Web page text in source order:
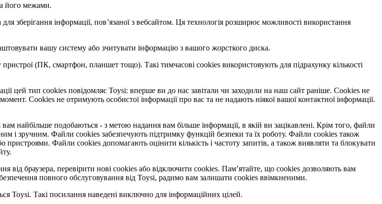
його межами.
зберігання інформації, пов’язаної з вебсайтом. Ця технологія розширює можливості використання
вашу систему або зчитувати інформацію з вашого жорсткого диска.
(ПК, смартфон, планшет тощо). Такі тимчасові cookies використовують для підрахунку кількості
цей тип cookies повідомляє Toysi: вперше ви до нас завітали чи заходили на наш сайт раніше. Cookies не
Сookies не отримують особистої інформації про вас та не надають ніякої вашої контактної інформації.
найбільше подобаються - з метою надання вам більше інформації, в якій ви зацікавлені. Крім того, файли
і зручним. Файли cookies забезпечують підтримку функцій безпеки та їх роботу. Файли cookies також
Файли cookies допомагають оцінити кількість і частоту запитів, а також виявляти та блокувати
від браузера, перевірити нові cookies або відключити cookies. Пам’ятайте, що cookies дозволяють вам
повного обслуговування від Toysi, радимо вам залишати cookies ввімкненими.
Toysi. Такі посилання наведені виключно для інформаційних цілей.